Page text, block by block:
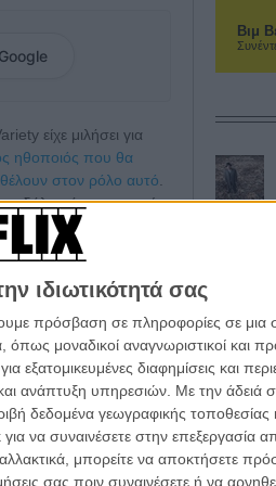
ιδιωτικότητά σας
πρόσβαση σε πληροφορίες σε
μοναδικοί αναγνωριστικοί και
διαφημίσεις και
ανάπτυξη υπηρεσιών. Με την άδειά
δεδομένα γεωγραφικής τοποθεσίας
να συναινέσετε στην επεξεργασία
μπορείτε να αποκτήσετε
σας πριν συναινέσετε ή να
είχε μιλήσει για
ηθοποιός που θα
στον ρόλο αυτό
δήλωσή του η οποία
τον «Joker» του Τοντ
ένα σημείο της
πρωταγωνιστεί το
“Σκατά”, λέει,
όμορφος
Βιμ